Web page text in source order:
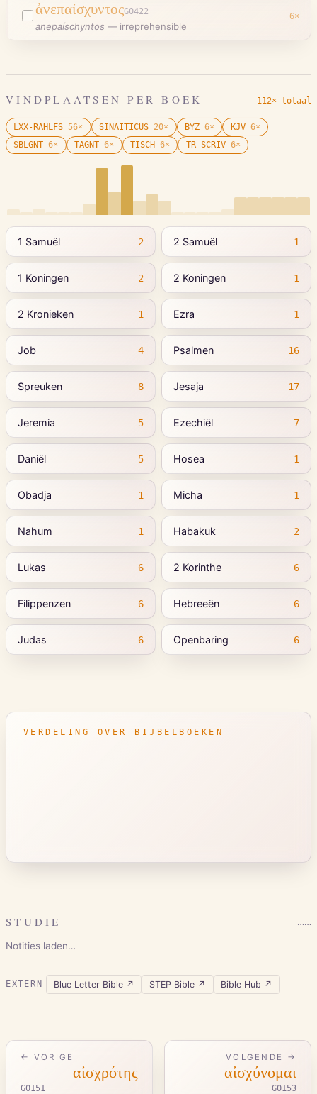
ἀνεπαίσχυντοςG0422
anepaíschyntos — irreprehensible
6×
VINDPLAATSEN PER BOEK 112× totaal
LXX-RAHLFS 56× SINAITICUS 20× BYZ 6× KJV 6×
SBLGNT 6× TAGNT 6× TISCH 6× TR-SCRIV 6×
1 Samuël 2 2 Samuël 1
1 Koningen 2 2 Koningen 1
2 Kronieken 1 Ezra 1
Job 4 Psalmen 16
Spreuken 8 Jesaja 17
Jeremia 5 Ezechiël 7
Daniël 5 Hosea 1
Obadja 1 Micha 1
Nahum 1 Habakuk 2
Lukas 6 2 Korinthe 6
Filippenzen 6 Hebreeën 6
Judas 6 Openbaring 6
VERDELING OVER BIJBELBOEKEN
STUDIE ……
Notities laden…
EXTERN Blue Letter Bible↗ STEP Bible↗ Bible Hub ↗
← VORIGE
αἰσχρότης
G0151
VOLGENDE →
αἰσχύνομαι
G0153